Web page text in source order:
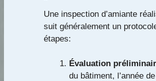
Une inspection d’amiante
suit généralement un
étapes:
Évaluation
du bâtiment, l’année